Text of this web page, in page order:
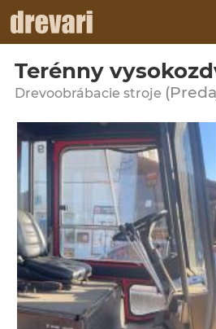
Terénny
Drevoobrábacie stroje